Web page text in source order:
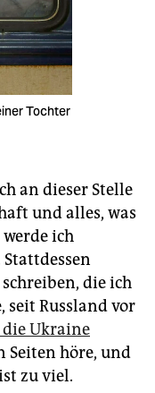
Tochter
an dieser Stelle
und alles, was
ich
die ich
seit Russland vor
die Ukraine
Seiten höre, und
zu viel.